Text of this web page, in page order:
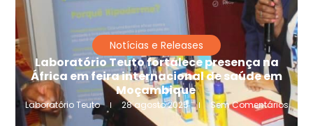
Notícias e Releases
Laboratório Teuto fortalece presença na
África em feira internacional de saúde em
Moçambique
Laboratório Teuto 28 agosto 2025 Sem Comentários